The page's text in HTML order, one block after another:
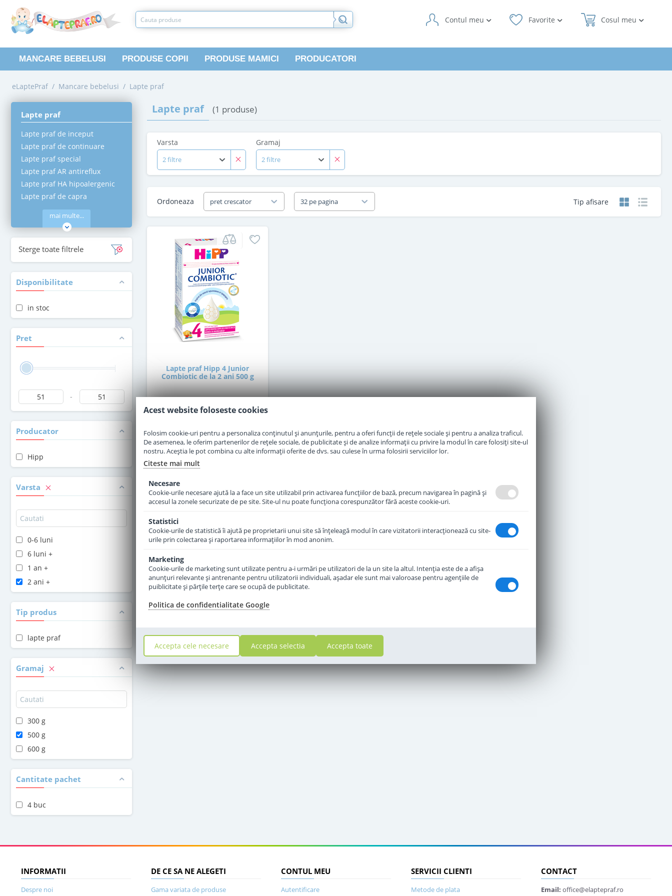
Cosul meu
Favorite
Contul meu
MANCARE BEBELUSI PRODUSE COPII PRODUSE MAMICI PRODUCATORI
eLaptePraf / Mancare bebelusi / Lapte praf
Lapte praf
Lapte praf de inceput
Lapte praf de continuare
Lapte praf special
Lapte praf AR antireflux
Lapte praf HA hipoalergenic
Lapte praf de capra
mai multe...
Sterge toate filtrele
Disponibilitate
in stoc
Pret
-
Producator
Hipp
Varsta
0-6 luni
6 luni +
1 an +
2 ani +
Tip produs
lapte praf
Gramaj
300 g
500 g
600 g
Cantitate pachet
4 buc
Lapte praf (1 produse)
Varsta
2 filtre
Gramaj
2 filtre
Tip afisare
Ordoneaza pret crescator 32 pe pagina
Lapte praf Hipp 4 Junior
Combiotic de la 2 ani 500 g
in stoc
51,00 Lei
Adauga in cos
INFORMATII
Despre noi
DE CE SA NE ALEGETI
Gama variata de produse
CONTUL MEU
Autentificare
SERVICII CLIENTI
Metode de plata
CONTACT
Email: office@elaptepraf.ro
Acest website foloseste cookies
Folosim cookie-uri pentru a personaliza conținutul și anunțurile, pentru a oferi funcții de rețele sociale și pentru a analiza traficul.
De asemenea, le oferim partenerilor de rețele sociale, de publicitate și de analize informații cu privire la modul în care folosiți site-ul
nostru. Aceștia le pot combina cu alte informații oferite de dvs. sau culese în urma folosirii serviciilor lor.
Citeste mai mult
Necesare
Cookie-urile necesare ajută la a face un site utilizabil prin activarea funcţiilor de bază, precum navigarea în pagină şi
accesul la zonele securizate de pe site. Site-ul nu poate funcţiona corespunzător fără aceste cookie-uri.
Statistici
Cookie-urile de statistică îi ajută pe proprietarii unui site să înţeleagă modul în care vizitatorii interacţionează cu site-
urile prin colectarea şi raportarea informaţiilor în mod anonim.
Marketing
Cookie-urile de marketing sunt utilizate pentru a-i urmări pe utilizatori de la un site la altul. Intenţia este de a afişa
anunţuri relevante şi antrenante pentru utilizatorii individuali, aşadar ele sunt mai valoroase pentru agenţiile de
puiblicitate şi părţile terţe care se ocupă de publicitate.
Politica de confidentialitate Google
Accepta cele necesare Accepta selectia Accepta toate